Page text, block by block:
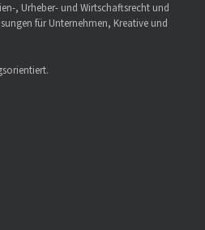
, Urheber- und Wirtschaftsrecht und
für Unternehmen, Kreative und